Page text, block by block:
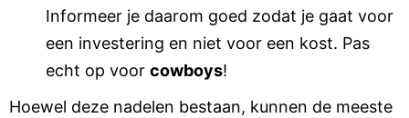
Informeer je daarom goed zodat je gaat voor
een investering en niet voor een kost. Pas
echt op voor cowboys!
Hoewel deze nadelen bestaan, kunnen de meeste